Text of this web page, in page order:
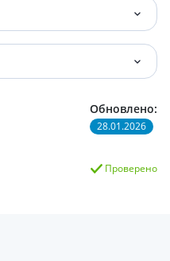
Обновлено:
28.01.2026
Проверено